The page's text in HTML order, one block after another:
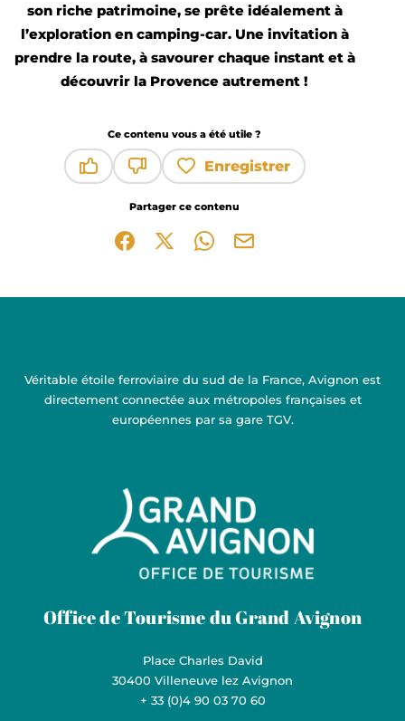
son riche patrimoine, se prête idéalement à
l’exploration en camping-car. Une invitation à
prendre la route, à savourer chaque instant et à
découvrir la Provence autrement !
Ce contenu vous a été utile ?
Enregistrer
Partager ce contenu
Partager sur Facebook (nouvelle fenêtre)
Partager sur X / Twitter (nouvelle
Partager sur WhatsApp
Partager par mail
Véritable étoile ferroviaire du sud de la France, Avignon est
directement connectée aux métropoles françaises et
européennes par sa gare TGV.
Grand Avignon Tourisme
Office de Tourisme du Grand Avignon
Place Charles David
30400 Villeneuve lez Avignon
+ 33 (0)4 90 03 70 60